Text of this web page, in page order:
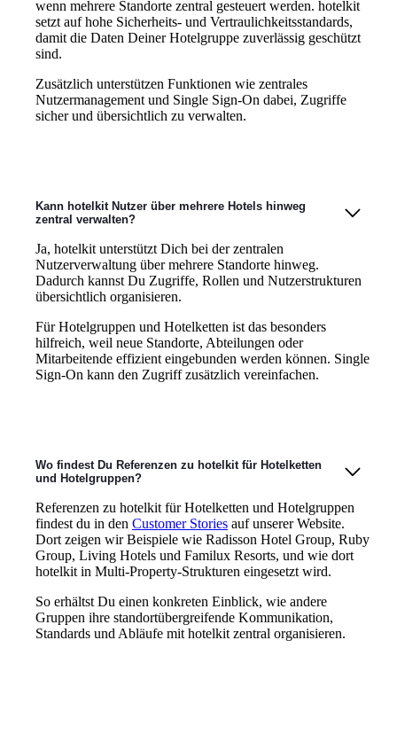
wenn mehrere Standorte zentral gesteuert werden. hotelkit
setzt auf hohe Sicherheits- und Vertraulichkeitsstandards,
damit die Daten Deiner Hotelgruppe zuverlässig geschützt
sind.
Zusätzlich unterstützen Funktionen wie zentrales
Nutzermanagement und Single Sign-On dabei, Zugriffe
sicher und übersichtlich zu verwalten.
Kann hotelkit Nutzer über mehrere Hotels hinweg
zentral verwalten?
Ja, hotelkit unterstützt Dich bei der zentralen
Nutzerverwaltung über mehrere Standorte hinweg.
Dadurch kannst Du Zugriffe, Rollen und Nutzerstrukturen
übersichtlich organisieren.
Für Hotelgruppen und Hotelketten ist das besonders
hilfreich, weil neue Standorte, Abteilungen oder
Mitarbeitende effizient eingebunden werden können. Single
Sign-On kann den Zugriff zusätzlich vereinfachen.
Wo findest Du Referenzen zu hotelkit für Hotelketten
und Hotelgruppen?
Referenzen zu hotelkit für Hotelketten und Hotelgruppen
findest du in den Customer Stories auf unserer Website.
Dort zeigen wir Beispiele wie Radisson Hotel Group, Ruby
Group, Living Hotels und Familux Resorts, und wie dort
hotelkit in Multi-Property-Strukturen eingesetzt wird.
So erhältst Du einen konkreten Einblick, wie andere
Gruppen ihre standortübergreifende Kommunikation,
Standards und Abläufe mit hotelkit zentral organisieren.